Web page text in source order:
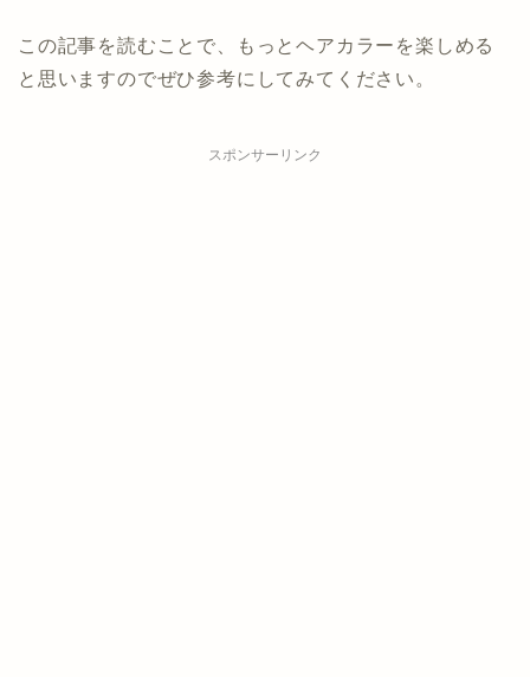
この記事を読むことで、もっとヘアカラーを楽しめる
と思いますのでぜひ参考にしてみてください。
スポンサーリンク